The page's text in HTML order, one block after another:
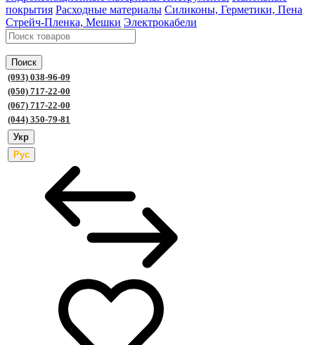
покрытия Расходные материалы Силиконы, Герметики, Пена
Стрейч-Пленка, Мешки Электрокабели
Поиск
(093) 038-96-09
(050) 717-22-00
(067) 717-22-00
(044) 350-79-81
Укр
Рус